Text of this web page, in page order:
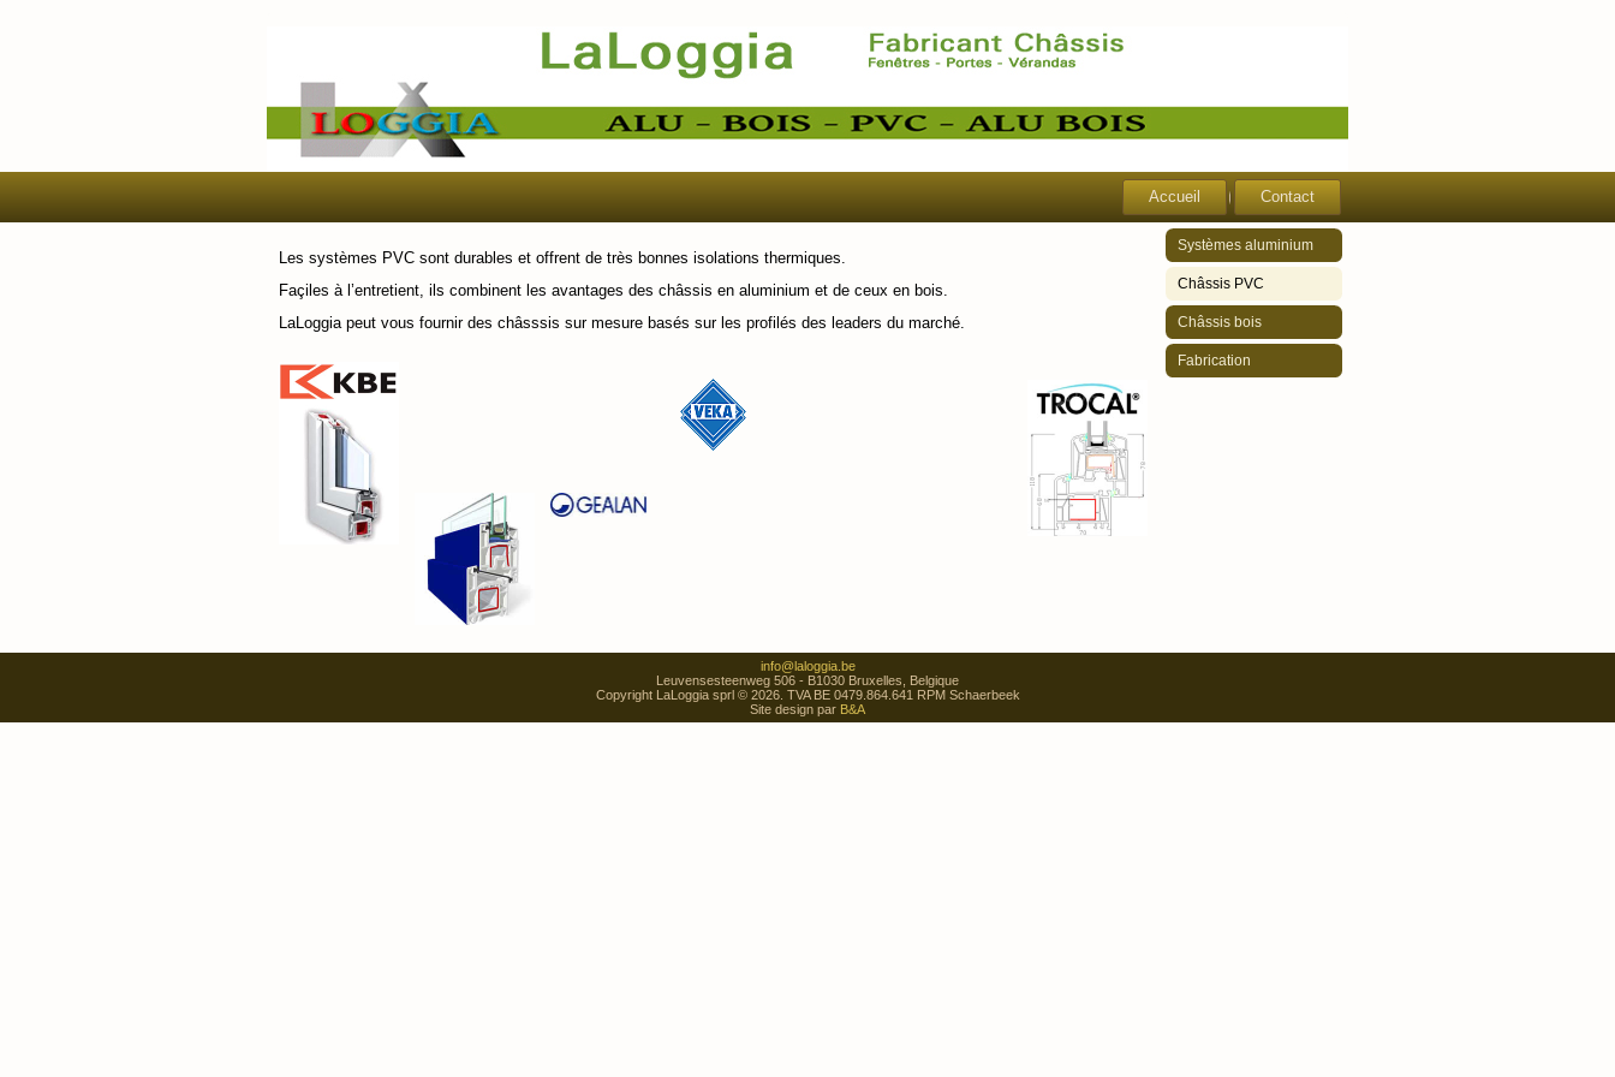
Accueil Contact
Les systèmes PVC sont durables et offrent de très bonnes isolations thermiques.
Façiles à l’entretient, ils combinent les avantages des châssis en aluminium et de ceux en bois.
LaLoggia peut vous fournir des châsssis sur mesure basés sur les profilés des leaders du marché.
Systèmes aluminium
Châssis PVC
Châssis bois
Fabrication
info@laloggia.be
Leuvensesteenweg 506 - B1030 Bruxelles, Belgique
Copyright LaLoggia sprl © 2026. TVA BE 0479.864.641 RPM Schaerbeek
Site design par B&A